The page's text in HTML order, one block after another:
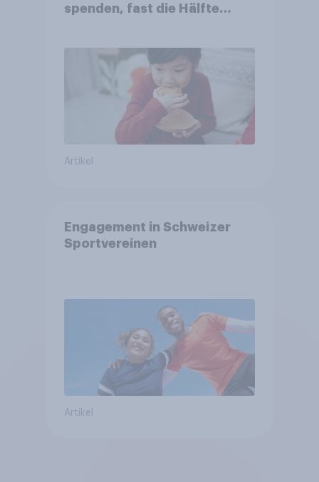
spenden, fast die Hälfte
Artikel
Engagement in Schweizer
Sportvereinen
Artikel